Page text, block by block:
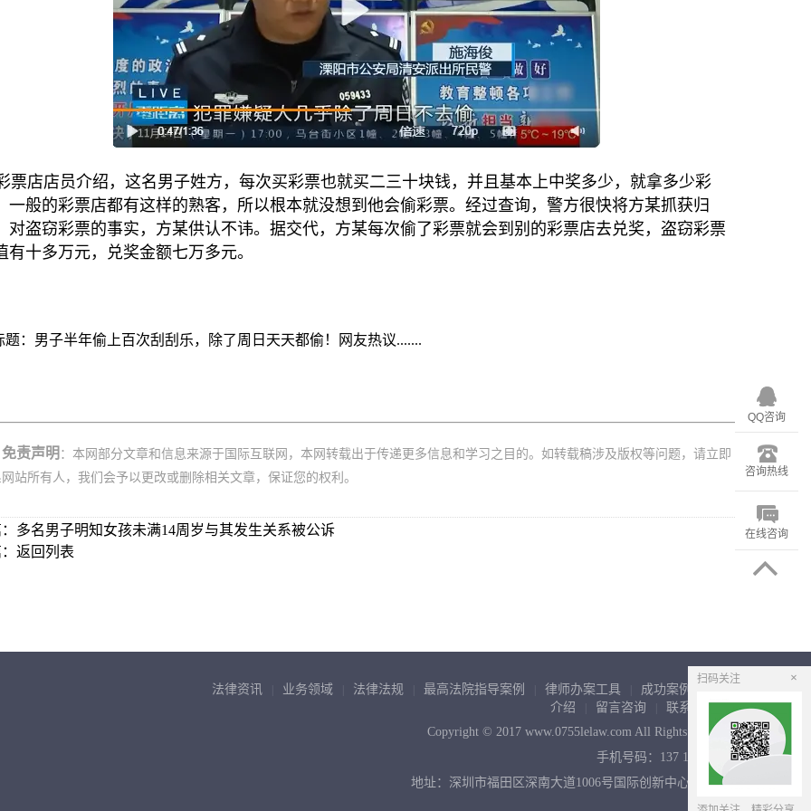
店店员介绍，这名男子姓方，每次买彩票也就买二三十块钱，并且基本上中奖多少，就拿多少彩
一般的彩票店都有这样的熟客，所以根本就没想到他会偷彩票。经过查询，警方很快将方某抓获归
对盗窃彩票的事实，方某供认不讳。据交代，方某每次偷了彩票就会到别的彩票店去兑奖，盗窃彩票
有十多万元，兑奖金额七万多元。
题：男子半年偷上百次刮刮乐，除了周日天天都偷！网友热议.......
免责声明 ：本网部分文章和信息来源于国际互联网，本网转载出于传递更多信息和学习之目的。如转载稿涉及版权等问题，请立即
站所有人，我们会予以更改或删除相关文章，保证您的权利。
多名男子明知女孩未满14周岁与其发生关系被公诉
返回列表
法律资讯 业务领域 法律法规 最高法院指导案例 律师办案工具 成功案例
介绍
留言咨询 联系我们
Copyright © 2017 www.0755lelaw.com All Rights Reserved
手机号码：137 1454 4898
地址：深圳市福田区深南大道1006号国际创新中心A座17楼
QQ咨询
咨询热线
在线咨询
扫码关注 ×